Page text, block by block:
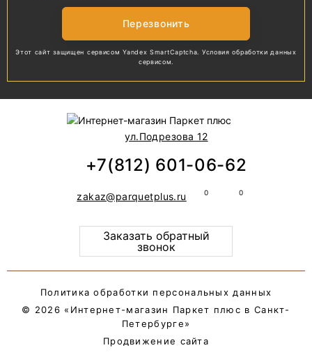
Перезвонить
Этот сайт защищен сервисом Yandex SmartCaptcha. Условия обработки данных
сервисом.
ул.Подрезова 12
+7(812) 601-06-62
zakaz@parquetplus.ru
Заказать обратный
звонок
Политика обработки персональных данных
© 2026 «Интернет-магазин Паркет плюс в Санкт-
Петербурге»
Продвижение сайта